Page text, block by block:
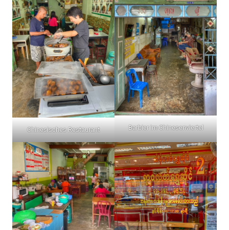
Chinesisches Restaurant Barbier im Chinesenviertel